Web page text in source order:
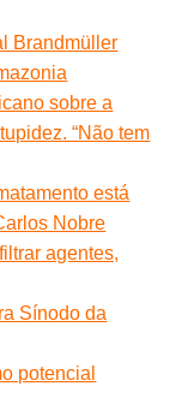
Brandmüller
sobre a
“Não tem
está
Nobre
agentes,
Sínodo da
potencial